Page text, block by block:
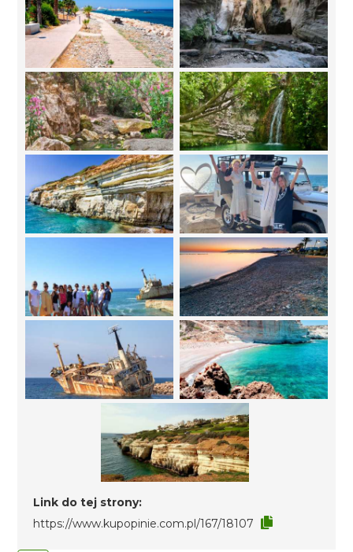
Link do tej strony:
https://www.kupopinie.com.pl/167/18107